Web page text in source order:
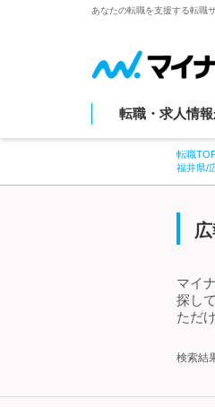
あなたの転職を支援する転職
転職・求人情
転職
福井県/
マイ
探し
ただ
検索結